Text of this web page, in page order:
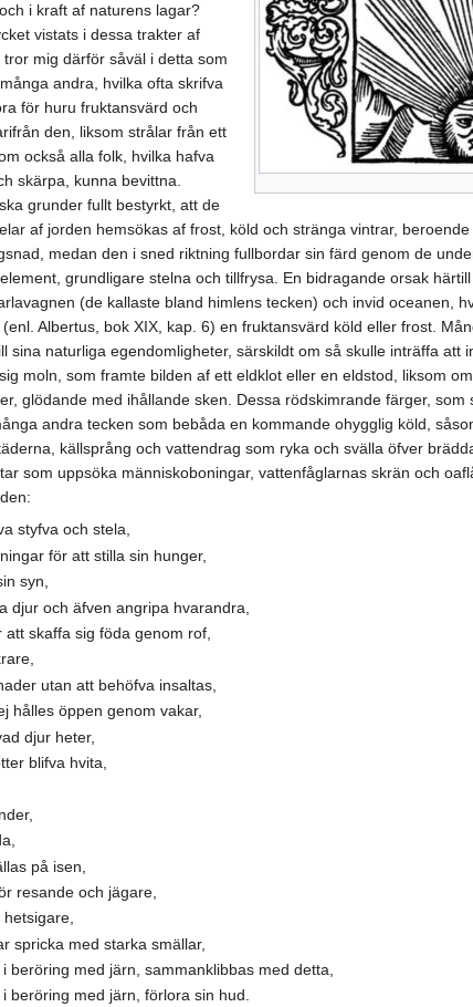
i kraft af naturens lagar?
vistats i dessa trakter af
mig därför såväl i detta som
andra, hvilka ofta skrifva
för huru fruktansvärd och
den, liksom strålar från ett
också alla folk, hvilka hafva
skärpa, kunna bevittna.
grunder fullt bestyrkt, att de
af jorden hemsökas af frost, köld och stränga vintrar,
medan den i sned riktning fullbordar sin färd genom de
grundligare stelna och tillfrysa. En bidragande orsak
(de kallaste bland himlens tecken) och invid oceanen,
Albertus, bok XIX, kap. 6) en fruktansvärd köld eller frost.
sina naturliga egendomligheter, särskildt om så skulle inträffa
moln, som framte bilden af ett eldklot eller en eldstod, liksom
glödande med ihållande sken. Dessa rödskimrande färger,
andra tecken som bebåda en kommande ohygglig köld,
källsprång och vattendrag som ryka och svälla öfver
som uppsöka människoboningar, vattenfåglarnas skrän och
styfva och stela,
för att stilla sin hunger,
syn,
djur och äfven angripa hvarandra,
skaffa sig föda genom rof,
utan att behöfva insaltas,
hålles öppen genom vakar,
djur heter,
blifva hvita,
på isen,
resande och jägare,
spricka med starka smällar,
med järn, sammanklibbas med detta,
beröring med järn, förlora sin hud.